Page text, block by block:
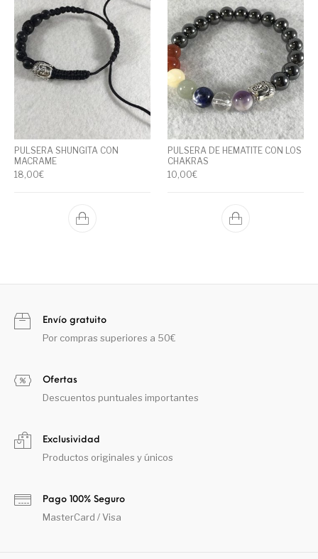
PULSERA SHUNGITA CON
MACRAME
18,00€
PULSERA DE HEMATITE CON LOS
CHAKRAS
10,00€
Envío gratuito
Por compras superiores a 50€
Ofertas
Descuentos puntuales importantes
Exclusividad
Productos originales y únicos
Pago 100% Seguro
MasterCard / Visa